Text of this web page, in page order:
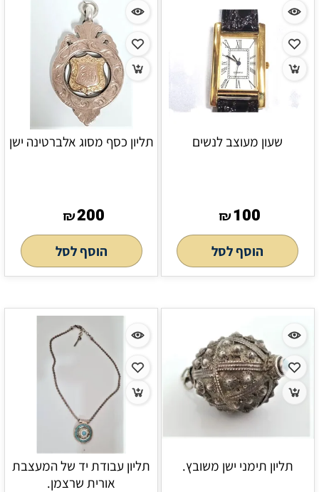
שעון מעוצב לנשים
₪100
הוסף לסל
תליון כסף מסוג אלברטינה ישן
₪200
הוסף לסל
תליון תימני ישן משובץ.
תליון עבודת יד של המעצבת
אורית שרצמן.